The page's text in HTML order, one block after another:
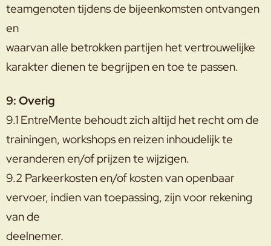
teamgenoten tijdens de bijeenkomsten ontvangen
en
waarvan alle betrokken partijen het vertrouwelijke
karakter dienen te begrijpen en toe te passen.
9: Overig
9.1 EntreMente behoudt zich altijd het recht om de
trainingen, workshops en reizen inhoudelijk te
veranderen en/of prijzen te wijzigen.
9.2 Parkeerkosten en/of kosten van openbaar
vervoer, indien van toepassing, zijn voor rekening
van de
deelnemer.